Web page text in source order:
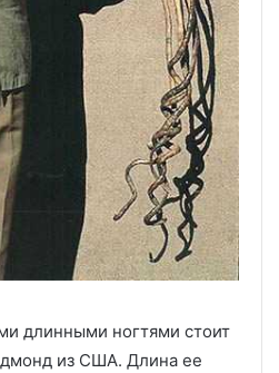
длинными ногтями стоит
из США. Длина ее